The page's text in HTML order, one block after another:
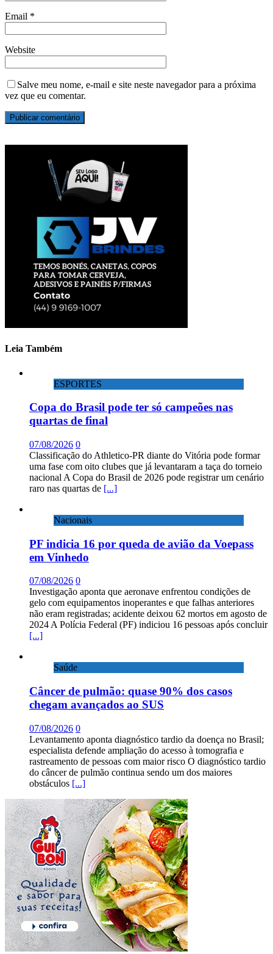
Email *
Website
Salve meu nome, e-mail e site neste navegador para a próxima
vez que eu comentar.
Leia Também
ESPORTES
Copa do Brasil pode ter só campeões nas
quartas de final
07/08/2026 0
Classificação do Athletico-PR diante do Vitória pode formar
uma fase com oito clubes que já levantaram a taça do torneio
nacional A Copa do Brasil de 2026 pode registrar um cenário
raro nas quartas de [...]
Nacionais
PF indicia 16 por queda de avião da Voepass
em Vinhedo
07/08/2026 0
Investigação aponta que aeronave enfrentou condições de
gelo com equipamentos inoperantes e que falhas anteriores
não eram registradas; acidente deixou 62 mortos em agosto de
2024 A Polícia Federal (PF) indiciou 16 pessoas após concluir
[...]
Saúde
Câncer de pulmão: quase 90% dos casos
chegam avançados ao SUS
07/08/2026 0
Levantamento aponta diagnóstico tardio da doença no Brasil;
especialista defende ampliação do acesso à tomografia e
rastreamento de pessoas com maior risco O diagnóstico tardio
do câncer de pulmão continua sendo um dos maiores
obstáculos [...]